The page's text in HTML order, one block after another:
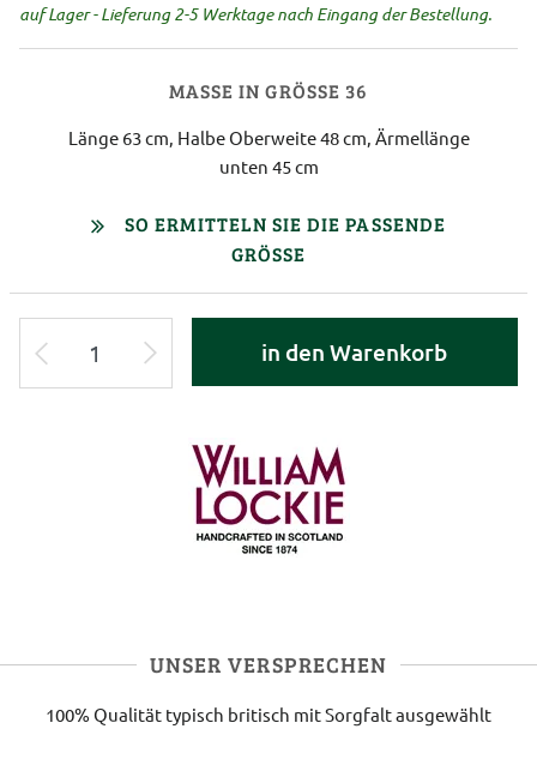
auf Lager - Lieferung 2-5 Werktage nach Eingang der Bestellung.
MASSE IN GRÖSSE 36
Länge 63 cm, Halbe Oberweite 48 cm, Ärmellänge
unten 45 cm
SO ERMITTELN SIE DIE PASSENDE
GRÖSSE
in den Warenkorb
UNSER VERSPRECHEN
100% Qualität typisch britisch mit Sorgfalt ausgewählt